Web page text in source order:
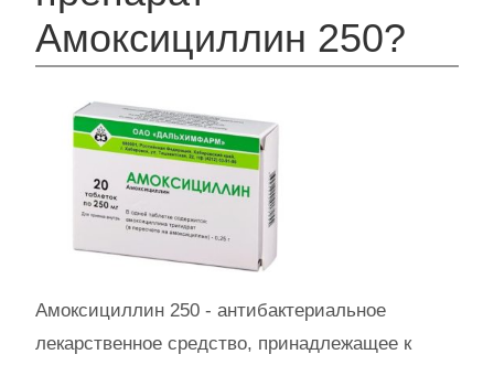
Амоксициллин 250?
Амоксициллин 250 - антибактериальное
лекарственное средство, принадлежащее к